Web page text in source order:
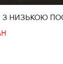
З НИЗЬКОЮ